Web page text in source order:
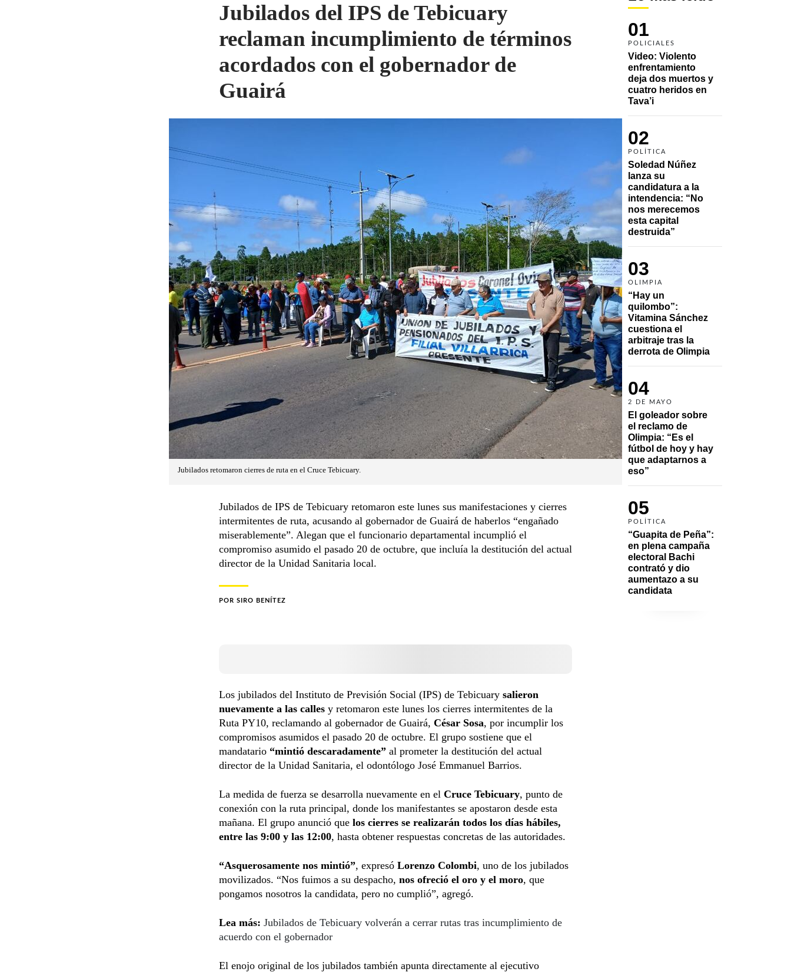
01
POLICIALES
Video: Violento
enfrentamiento
deja dos muertos y
cuatro heridos en
Tava’i
02
POLÍTICA
Soledad Núñez
lanza su
candidatura a la
intendencia: “No
nos merecemos
esta capital
destruida”
03
OLIMPIA
“Hay un
quilombo”:
Vitamina Sánchez
cuestiona el
arbitraje tras la
derrota de Olimpia
04
2 DE MAYO
El goleador sobre
el reclamo de
Olimpia: “Es el
fútbol de hoy y hay
que adaptarnos a
eso”
05
POLÍTICA
“Guapita de Peña”:
en plena campaña
electoral Bachi
contrató y dio
aumentazo a su
candidata
Jubilados del IPS de Tebicuary
reclaman incumplimiento de términos
acordados con el gobernador de
Guairá
Jubilados retomaron cierres de ruta en el Cruce Tebicuary.
Jubilados de IPS de Tebicuary retomaron este lunes sus manifestaciones y cierres
intermitentes de ruta, acusando al gobernador de Guairá de haberlos “engañado
miserablemente”. Alegan que el funcionario departamental incumplió el
compromiso asumido el pasado 20 de octubre, que incluía la destitución del actual
director de la Unidad Sanitaria local.
POR SIRO BENÍTEZ
Los jubilados del Instituto de Previsión Social (IPS) de Tebicuary salieron
nuevamente a las calles y retomaron este lunes los cierres intermitentes de la
Ruta PY10, reclamando al gobernador de Guairá, César Sosa, por incumplir los
compromisos asumidos el pasado 20 de octubre. El grupo sostiene que el
mandatario “mintió descaradamente” al prometer la destitución del actual
director de la Unidad Sanitaria, el odontólogo José Emmanuel Barrios.
La medida de fuerza se desarrolla nuevamente en el Cruce Tebicuary, punto de
conexión con la ruta principal, donde los manifestantes se apostaron desde esta
mañana. El grupo anunció que los cierres se realizarán todos los días hábiles,
entre las 9:00 y las 12:00, hasta obtener respuestas concretas de las autoridades.
“Asquerosamente nos mintió”, expresó Lorenzo Colombi, uno de los jubilados
movilizados. “Nos fuimos a su despacho, nos ofreció el oro y el moro, que
pongamos nosotros la candidata, pero no cumplió”, agregó.
Lea más: Jubilados de Tebicuary volverán a cerrar rutas tras incumplimiento de
acuerdo con el gobernador
El enojo original de los jubilados también apunta directamente al ejecutivo